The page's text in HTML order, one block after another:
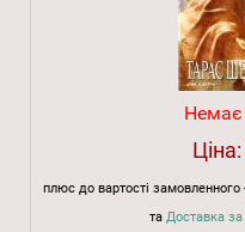
Немає
Ціна:
плюс до вартості
та Доставка